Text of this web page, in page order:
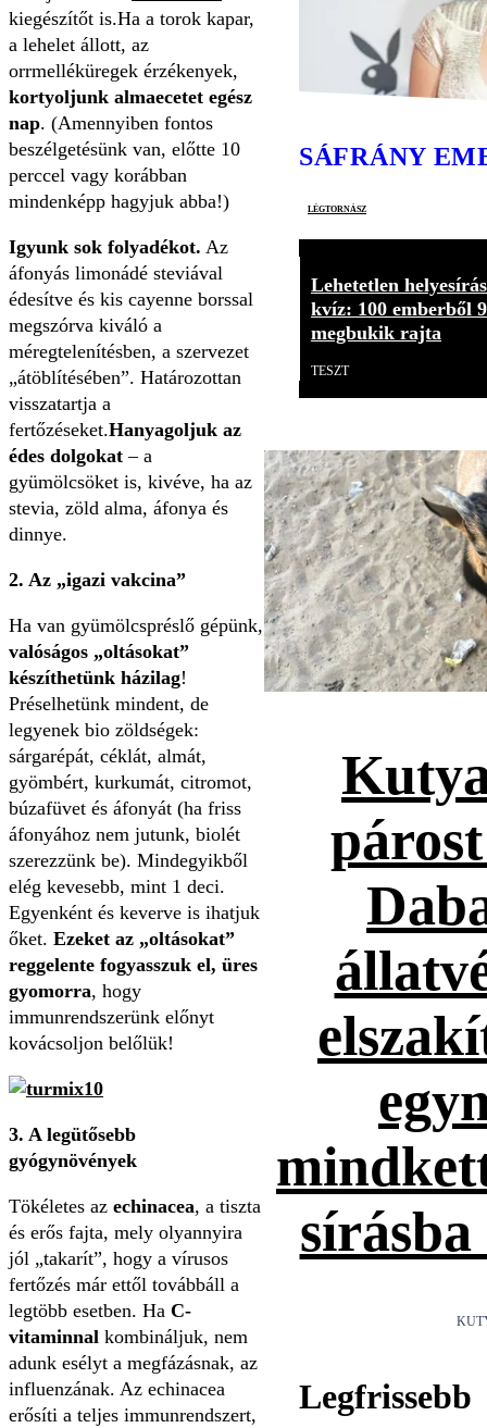
kiegészítőt is.Ha a torok kapar,
a lehelet állott, az
orrmelléküregek érzékenyek,
kortyoljunk almaecetet egész
nap. (Amennyiben fontos
beszélgetésünk van, előtte 10
perccel vagy korábban
mindenképp hagyjuk abba!)
Igyunk sok folyadékot. Az
áfonyás limonádé steviával
édesítve és kis cayenne borssal
megszórva kiváló a
méregtelenítésben, a szervezet
„átöblítésében”. Határozottan
visszatartja a
fertőzéseket.Hanyagoljuk az
édes dolgokat – a
gyümölcsöket is, kivéve, ha az
stevia, zöld alma, áfonya és
dinnye.
2. Az „igazi vakcina”
Ha van gyümölcspréslő gépünk,
valóságos „oltásokat”
készíthetünk házilag!
Préselhetünk mindent, de
legyenek bio zöldségek:
sárgarépát, céklát, almát,
gyömbért, kurkumát, citromot,
búzafüvet és áfonyát (ha friss
áfonyához nem jutunk, biolét
szerezzünk be). Mindegyikből
elég kevesebb, mint 1 deci.
Egyenként és keverve is ihatjuk
őket. Ezeket az „oltásokat”
reggelente fogyasszuk el, üres
gyomorra, hogy
immunrendszerünk előnyt
kovácsoljon belőlük!
3. A legütősebb
gyógynövények
Tökéletes az echinacea, a tiszta
és erős fajta, mely olyannyira
jól „takarít”, hogy a vírusos
fertőzés már ettől továbbáll a
legtöbb esetben. Ha C-
vitaminnal kombináljuk, nem
adunk esélyt a megfázásnak, az
influenzának. Az echinacea
erősíti a teljes immunrendszert,
SÁFRÁNY
légtornász
Lehetetlen
kvíz: 100 emberből
megbukik rajta
TESZT
sírásba
Legfrissebb